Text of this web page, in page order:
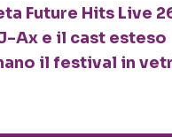
Future Hits Live
Ax e il cast esteso
il festival in